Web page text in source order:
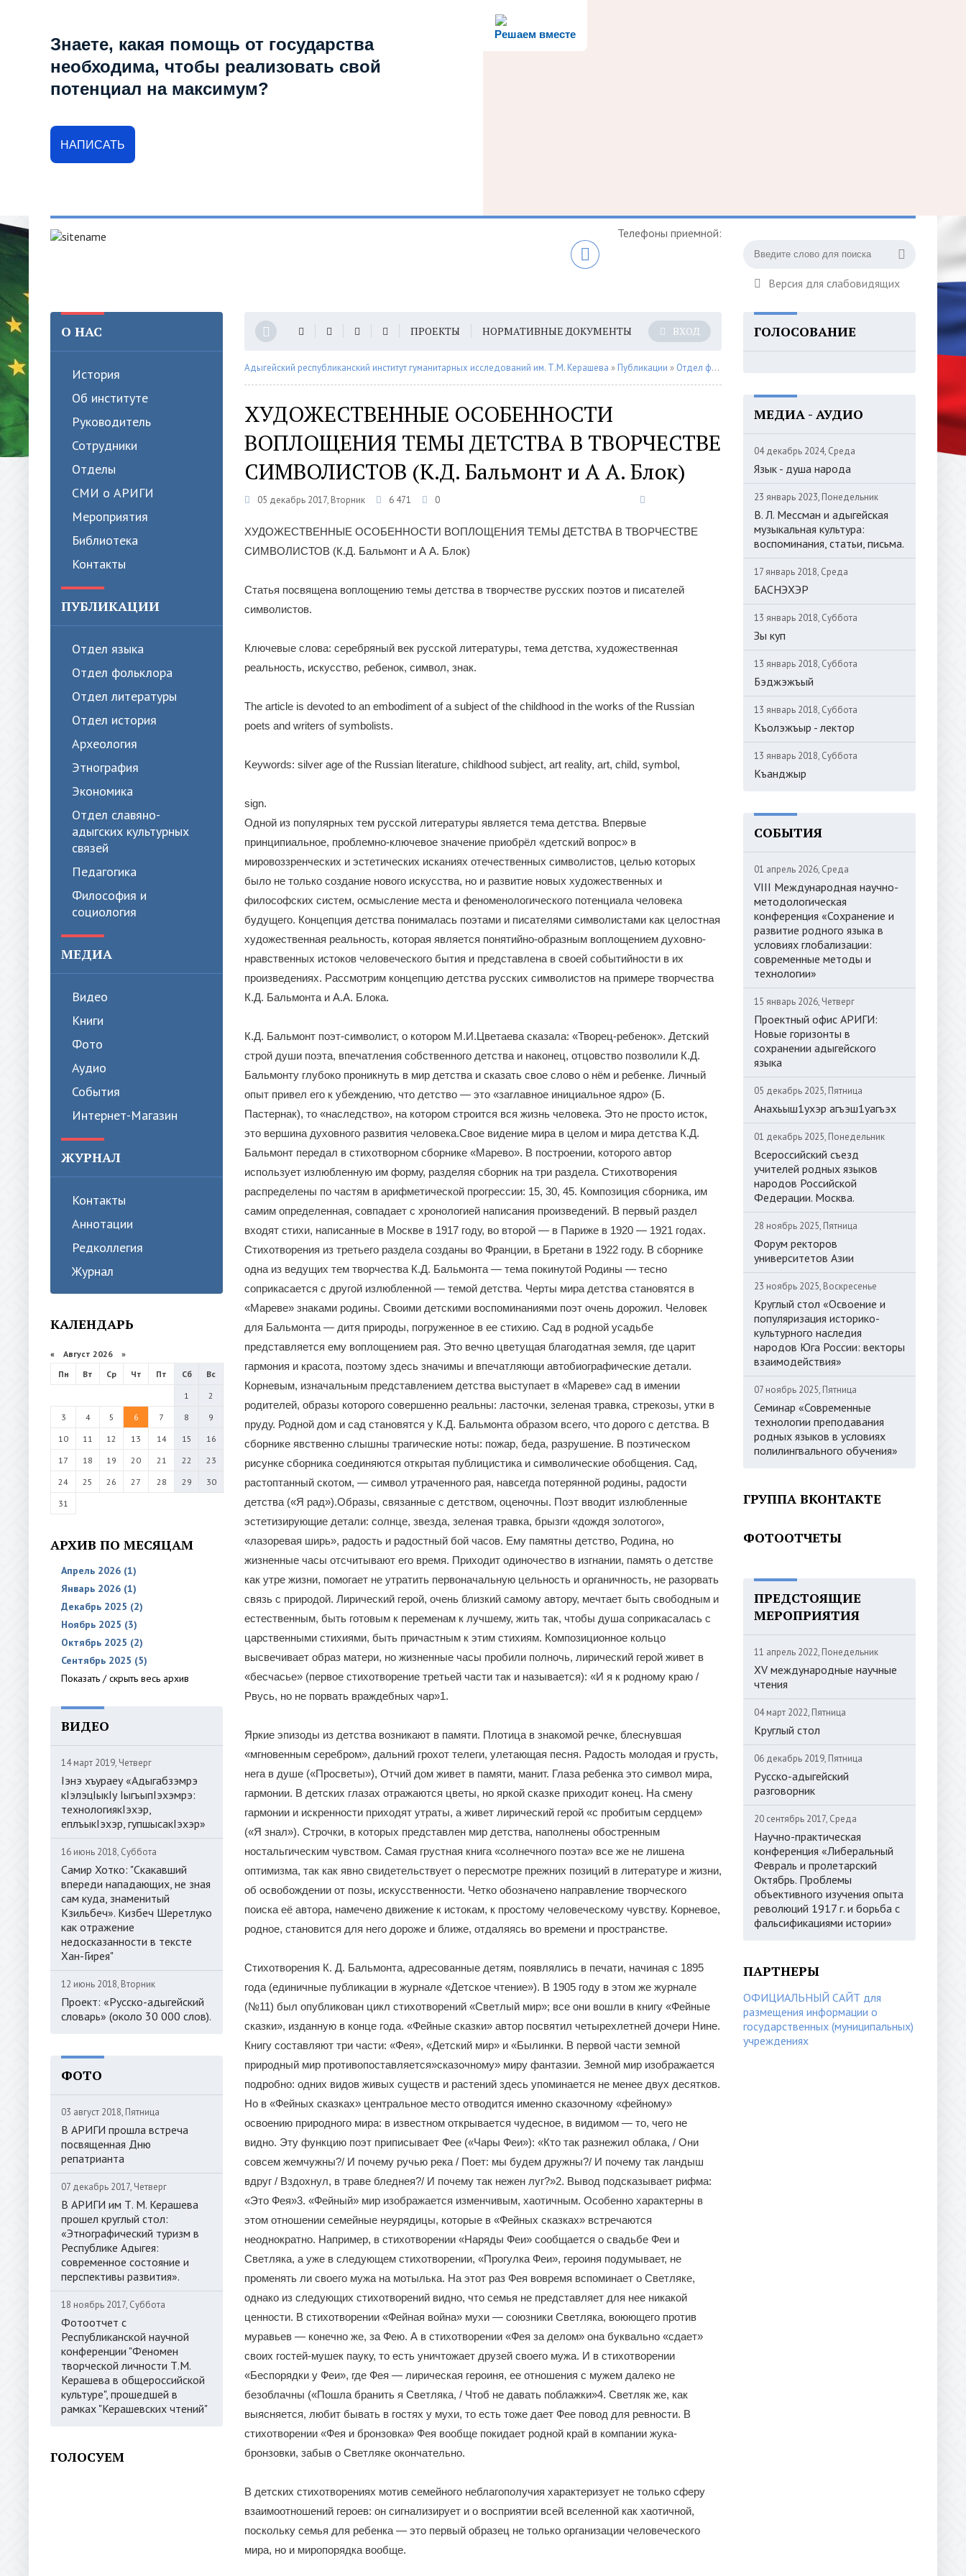
Решаем вместе
Знаете, какая помощь от государства
необходима, чтобы реализовать свой
потенциал на максимум?
НАПИСАТЬ
Версия для слабовидящих
Телефоны приемной:
О НАС
История
Об институте
Руководитель
Сотрудники
Отделы
СМИ о АРИГИ
Мероприятия
Библиотека
Контакты
ПУБЛИКАЦИИ
Отдел языка
Отдел фольклора
Отдел литературы
Отдел история
Археология
Этнография
Экономика
Отдел славяно-
адыгских культурных
связей
Педагогика
Философия и
социология
МЕДИА
Видео
Книги
Фото
Аудио
События
Интернет-Магазин
ЖУРНАЛ
Контакты
Аннотации
Редколлегия
Журнал
КАЛЕНДАРЬ
« Август 2026 »
Пн
Вт Ср Чт Пт Сб
Вс
1
2
3
4 5 6 7 8
9
10
11 12 13 14 15
16
17
18 19 20 21 22
23
24
25 26 27 28 29
30
31
АРХИВ ПО МЕСЯЦАМ
Апрель 2026 (1)
Январь 2026 (1)
Декабрь 2025 (2)
Ноябрь 2025 (3)
Октябрь 2025 (2)
Сентябрь 2025 (5)
Показать / скрыть весь архив
ВИДЕО
14 март 2019, Четверг
Iэнэ хъураеу «Адыгабзэмрэ
кIэлэцIыкIу IыгъыпIэхэмрэ:
технологиякIэхэр,
еплъыкIэхэр, гупшысакIэхэр»
16 июнь 2018, Суббота
Самир Хотко: "Скакавший
впереди нападающих, не зная
сам куда, знаменитый
Кзильбеч». Кизбеч Шеретлуко
как отражение
недосказанности в тексте
Хан-Гирея"
12 июнь 2018, Вторник
Проект: «Русско-адыгейский
словарь» (около 30 000 слов).
ФОТО
03 август 2018, Пятница
В АРИГИ прошла встреча
посвященная Дню
репатрианта
07 декабрь 2017, Четверг
В АРИГИ им Т. М. Керашева
прошел круглый стол:
«Этнографический туризм в
Республике Адыгея:
современное состояние и
перспективы развития».
18 ноябрь 2017, Суббота
Фотоотчет с
Республиканской научной
конференции "Феномен
творческой личности Т.М.
Керашева в общероссийской
культуре", прошедшей в
рамках "Керашевских чтений"
ГОЛОСУЕМ
ПРОЕКТЫ НОРМАТИВНЫЕ ДОКУМЕНТЫ ВХОД
Адыгейский республиканский институт гуманитарных исследований им. Т.М. Керашева » Публикации » Отдел фольклора
ХУДОЖЕСТВЕННЫЕ ОСОБЕННОСТИ
ВОПЛОЩЕНИЯ ТЕМЫ ДЕТСТВА В ТВОРЧЕСТВЕ
СИМВОЛИСТОВ (К.Д. Бальмонт и А А. Блок)
05 декабрь 2017, Вторник 6 471 0
ХУДОЖЕСТВЕННЫЕ ОСОБЕННОСТИ ВОПЛОЩЕНИЯ ТЕМЫ ДЕТСТВА В ТВОРЧЕСТВЕ
СИМВОЛИСТОВ (К.Д. Бальмонт и А А. Блок)
Статья посвящена воплощению темы детства в творчестве русских поэтов и писателей
символистов.
Ключевые слова: серебряный век русской литературы, тема детства, художественная
реальность, искусство, ребенок, символ, знак.
The article is devoted to an embodiment of a subject of the childhood in the works of the Russian
poets and writers of symbolists.
Keywords: silver age of the Russian literature, childhood subject, art reality, art, child, symbol,
sign.
Одной из популярных тем русской литературы является тема детства. Впервые
принципиальное, проблемно-ключевое значение приобрёл «детский вопрос» в
мировоззренческих и эстетических исканиях отечественных символистов, целью которых
было не только создание нового искусства, но и развитие новых художественных и
философских систем, осмысление места и феноменологического потенциала человека
будущего. Концепция детства понималась поэтами и писателями символистами как целостная
художественная реальность, которая является понятийно-образным воплощением духовно-
нравственных истоков человеческого бытия и представлена в своей событийности в их
произведениях. Рассмотрим концепцию детства русских символистов на примере творчества
К.Д. Бальмонта и А.А. Блока.
К.Д. Бальмонт поэт-символист, о котором М.И.Цветаева сказала: «Творец-ребенок». Детский
строй души поэта, впечатления собственного детства и наконец, отцовство позволили К.Д.
Бальмонту глубоко проникнуть в мир детства и сказать свое слово о нём и ребенке. Личный
опыт привел его к убеждению, что детство — это «заглавное инициальное ядро» (Б.
Пастернак), то «наследство», на котором строится вся жизнь человека. Это не просто исток,
это вершина духовного развития человека.Свое видение мира в целом и мира детства К.Д.
Бальмонт передал в стихотворном сборнике «Марево». В построении, которого автор
использует излюбленную им форму, разделяя сборник на три раздела. Стихотворения
распределены по частям в арифметической прогрессии: 15, 30, 45. Композиция сборника, им
самим определенная, совпадает с хронологией написания произведений. В первый раздел
входят стихи, написанные в Москве в 1917 году, во второй — в Париже в 1920 — 1921 годах.
Стихотворения из третьего раздела созданы во Франции, в Бретани в 1922 году. В сборнике
одна из ведущих тем творчества К.Д. Бальмонта — тема покинутой Родины — тесно
соприкасается с другой излюбленной — темой детства. Черты мира детства становятся в
«Мареве» знаками родины. Своими детскими воспоминаниями поэт очень дорожил. Человек
для Бальмонта — дитя природы, погруженное в ее стихию. Сад в родной усадьбе
представляется ему воплощением рая. Это вечно цветущая благодатная земля, где царит
гармония и красота, поэтому здесь значимы и впечатляющи автобиографические детали.
Корневым, изначальным представлением детства выступает в «Мареве» сад в имении
родителей, образы которого совершенно реальны: ласточки, зеленая травка, стрекозы, утки в
пруду. Родной дом и сад становятся у К.Д. Бальмонта образом всего, что дорого с детства. В
сборнике явственно слышны трагические ноты: пожар, беда, разрушение. В поэтическом
рисунке сборника соединяются открытая публицистика и символические обобщения. Сад,
растоптанный скотом, — символ утраченного рая, навсегда потерянной родины, радости
детства («Я рад»).Образы, связанные с детством, оценочны. Поэт вводит излюбленные
эстетизирующие детали: солнце, звезда, зеленая травка, брызги «дождя золотого»,
«лазоревая ширь», радость и радостный бой часов. Ему памятны детство, Родина, но
жизненные часы отсчитывают его время. Приходит одиночество в изгнании, память о детстве
как утре жизни, помогает не утратить первоначальную цельность и органичность, не разорвать
связь с природой. Лирический герой, очень близкий самому автору, мечтает быть свободным и
естественным, быть готовым к переменам к лучшему, жить так, чтобы душа соприкасалась с
царственными стихиями, быть причастным к этим стихиям. Композиционное кольцо
высвечивает образ матери, но жизненные часы пробили полночь, лирический герой живет в
«бесчасье» (первое стихотворение третьей части так и называется): «И я к родному краю /
Рвусь, но не порвать враждебных чар»1.
Яркие эпизоды из детства возникают в памяти. Плотица в знакомой речке, блеснувшая
«мгновенным серебром», дальний грохот телеги, улетающая песня. Радость молодая и грусть,
нега в душе («Просветы»), Отчий дом живет в памяти, манит. Глаза ребенка это символ мира,
гармонии. В детских глазах отражаются цветы, но яркой сказке приходит конец. На смену
гармонии и искренности приходят утраты, а живет лирический герой «с пробитым сердцем»
(«Я знал»). Строчки, в которых представлен мир детства, наполнены обостренным
ностальгическим чувством. Самая грустная книга «солнечного поэта» все же не лишена
оптимизма, так как явно свидетельствует о пересмотре прежних позиций в литературе и жизни,
об освобождении от позы, искусственности. Четко обозначено направление творческого
поиска её автора, намечено движение к истокам, к простому человеческому чувству. Корневое,
родное, становится для него дороже и ближе, отдаляясь во времени и пространстве.
Стихотворения К. Д. Бальмонта, адресованные детям, появлялись в печати, начиная с 1895
года (единичные публикации в журнале «Детское чтение»). В 1905 году в этом же журнале
(№11) был опубликован цикл стихотворений «Светлый мир»; все они вошли в книгу «Фейные
сказки», изданную в конце года. «Фейные сказки» автор посвятил четырехлетней дочери Нине.
Книгу составляют три части: «Фея», «Детский мир» и «Былинки. В первой части земной
природный мир противопоставляется»сказочному» миру фантазии. Земной мир изображается
подробно: одних видов живых существ и растений здесь упоминается не менее двух десятков.
Но в «Фейных сказках» центральное место отводится именно сказочному «фейному»
освоению природного мира: в известном открывается чудесное, в видимом — то, чего не
видно. Эту функцию поэт приписывает Фее («Чары Феи»): «Кто так разнежил облака, / Они
совсем жемчужны?/ И почему ручью река / Поет: мы будем дружны?/ И почему так ландыш
вдруг / Вздохнул, в траве бледнея?/ И почему так нежен луг?»2. Вывод подсказывает рифма:
«Это Фея»3. «Фейный» мир изображается изменчивым, хаотичным. Особенно характерны в
этом отношении семейные неурядицы, которые в «Фейных сказках» встречаются
неоднократно. Например, в стихотворении «Наряды Феи» сообщается о свадьбе Феи и
Светляка, а уже в следующем стихотворении, «Прогулка Феи», героиня подумывает, не
променять ли своего мужа на мотылька. На этот раз Фея вовремя вспоминает о Светляке,
однако из следующих стихотворений видно, что семья не представляет для нее никакой
ценности. В стихотворении «Фейная война» мухи — союзники Светляка, воюющего против
муравьев — конечно же, за Фею. А в стихотворении «Фея за делом» она буквально «сдает»
своих гостей-мушек пауку, то есть уничтожает друзей своего мужа. И в стихотворении
«Беспорядки у Феи», где Фея — лирическая героиня, ее отношения с мужем далеко не
безоблачны («Пошла бранить я Светляка, / Чтоб не давать поблажки»4. Светляк же, как
выясняется, любит бывать в гостях у мухи, то есть тоже дает Фее повод для ревности. В
стихотворении «Фея и бронзовка» Фея вообще покидает родной край в компании жука-
бронзовки, забыв о Светляке окончательно.
В детских стихотворениях мотив семейного неблагополучия характеризует не только сферу
взаимоотношений героев: он сигнализирует и о восприятии всей вселенной как хаотичной,
поскольку семья для ребенка — это первый образец не только организации человеческого
мира, но и миропорядка вообще.
ГОЛОСОВАНИЕ
МЕДИА - АУДИО
04 декабрь 2024, Среда
Язык - душа народа
23 январь 2023, Понедельник
В. Л. Мессман и адыгейская
музыкальная культура:
воспоминания, статьи, письма.
17 январь 2018, Среда
БАСНЭХЭР
13 январь 2018, Суббота
Зы куп
13 январь 2018, Суббота
Бэджэжъый
13 январь 2018, Суббота
Къолэжъыр - лектор
13 январь 2018, Суббота
Къанджыр
СОБЫТИЯ
01 апрель 2026, Среда
VIII Международная научно-
методологическая
конференция «Сохранение и
развитие родного языка в
условиях глобализации:
современные методы и
технологии»
15 январь 2026, Четверг
Проектный офис АРИГИ:
Новые горизонты в
сохранении адыгейского
языка
05 декабрь 2025, Пятница
Анахьыш1ухэр агъэш1уагъэх
01 декабрь 2025, Понедельник
Всероссийский съезд
учителей родных языков
народов Российской
Федерации. Москва.
28 ноябрь 2025, Пятница
Форум ректоров
университетов Азии
23 ноябрь 2025, Воскресенье
Круглый стол «Освоение и
популяризация историко-
культурного наследия
народов Юга России: векторы
взаимодействия»
07 ноябрь 2025, Пятница
Семинар «Современные
технологии преподавания
родных языков в условиях
полилингвального обучения»
ГРУППА ВКОНТАКТЕ
ФОТООТЧЕТЫ
ПРЕДСТОЯЩИЕ
МЕРОПРИЯТИЯ
11 апрель 2022, Понедельник
XV международные научные
чтения
04 март 2022, Пятница
Круглый стол
06 декабрь 2019, Пятница
Русско-адыгейский
разговорник
20 сентябрь 2017, Среда
Научно-практическая
конференция «Либеральный
Февраль и пролетарский
Октябрь. Проблемы
объективного изучения опыта
революций 1917 г. и борьба с
фальсификациями истории»
ПАРТНЕРЫ
ОФИЦИАЛЬНЫЙ САЙТ для
размещения информации о
государственных (муниципальных)
учреждениях